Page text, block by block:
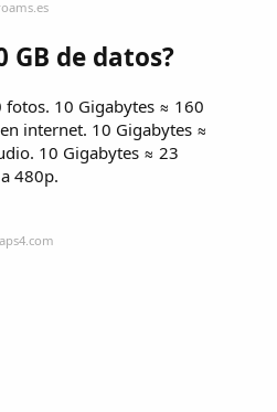
GB de datos?
10 Gigabytes ≈ 160
internet. 10 Gigabytes ≈
10 Gigabytes ≈ 23
480p.